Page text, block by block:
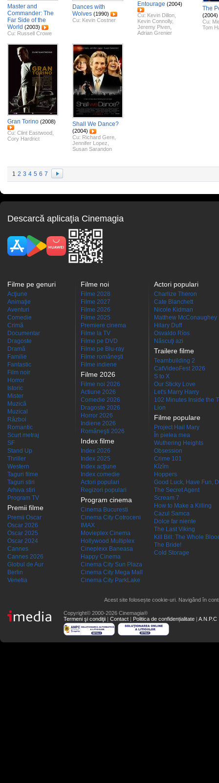
Master and
Commander: The
Far Side of the
World (2003)
Cu: Russell Crowe
Dances with
Wolves (1990)
Cu: Kevin Costner
Entourage (2004)
Cu: Kevin Dillon
Kevin Connolly,
Jeremy Piven
Adrian Grenier
The
(2004)
Cu:
Tom
Gran Torino (2008)
Cu: Clint Eastwood
Cory Hardrict
Shall We Dance?
(2004)
Cu: Richard Gere
Jennifer Lopez
Susan Sarandon
1 2 3 4 5 6 7
Descarcă aplicaţia Cinemagia
Filme pe genuri
Acţiune
Animaţie
Aventuri
Comedie
Crimă
Documentar
Dragoste
Dramă
Familie
Fantastic
Film noir
Horror
Istoric
Mister
Muzică
Muzical
Război
Romantic
Scurt metraj
SF
Stand Up
Thriller
Western
Taguri filme
Taguri stiri
Arhiva stiri
Program TV
Premii filme
Premii Oscar
Oscar 2026
Oscar 2025
Oscar 2024
Cannes
Cannes 2026
Globul de Aur
Berlin
Venetia
Filme noi
Filme 2028
Filme 2027
Filme 2026
Filme 2025
Premiere cinema
Filme la TV
Filme pe DVD
Filme pe Blu-ray
Filme româneşti
Filme indiene
Filme 2026
Filme noi 2026
Actiune 2026
Comedie 2026
Dragoste 2026
Horror 2026
Indiene 2026
Româneşti 2026
Index filme
Index 2026
Index 2025
Index acţiune
Index comedie
Actori populari
Regizori populari
Program cinema
Cinema Bucuresti
Cinema City Cotroceni
IMAX
Movieplex Cinema
Hollywood Multiplex
Cineplexx Baneasa
Happy Cinema
Cinema City Sun Plaza
Cinema City Mega Mall
Cinema City ParkLake
Actori populari
Charlize Theron
Cate Blanchett
Nicole Kidman
Matthew McConaughey
Hilary Duff
Osvaldo Ríos
Născuţi azi
Trailere filme
Teambuilding 2
CatVideoFest 2026
S to X
Our Sticky Love
Let's Marry Harry
102 Minutes Inside the
Lion
Filme populare
Project Hail Mary
În pielea mea
Wuthering Heights
Obsession
Crime 101
Kîzîm
Hoppers
Good Luck, Have Fun,
The Secret Agent
Scream 7
How to Make a Killing
Cazul Samca
Dolce far niente
The Last Viking
Kill Bill: The Whole
The Bride!
Cold Storage
Acest site folosește cookie-uri. Navigând în
Copyright© 2000-2026 Cinemagia®
Termeni şi condiţii | Contact | Politica de confidențialitate | A.N.P.C